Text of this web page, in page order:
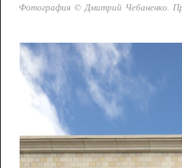
Фотография © Дмитрий Чебаненко.